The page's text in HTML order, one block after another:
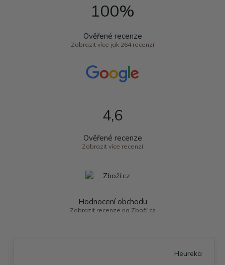
100%
Ověřené recenze
Zobrazit více jak 264 recenzí
4,6
Ověřené recenze
Zobrazit více recenzí
Hodnocení obchodu
Zobrazit recenze na Zboží.cz
Heureka